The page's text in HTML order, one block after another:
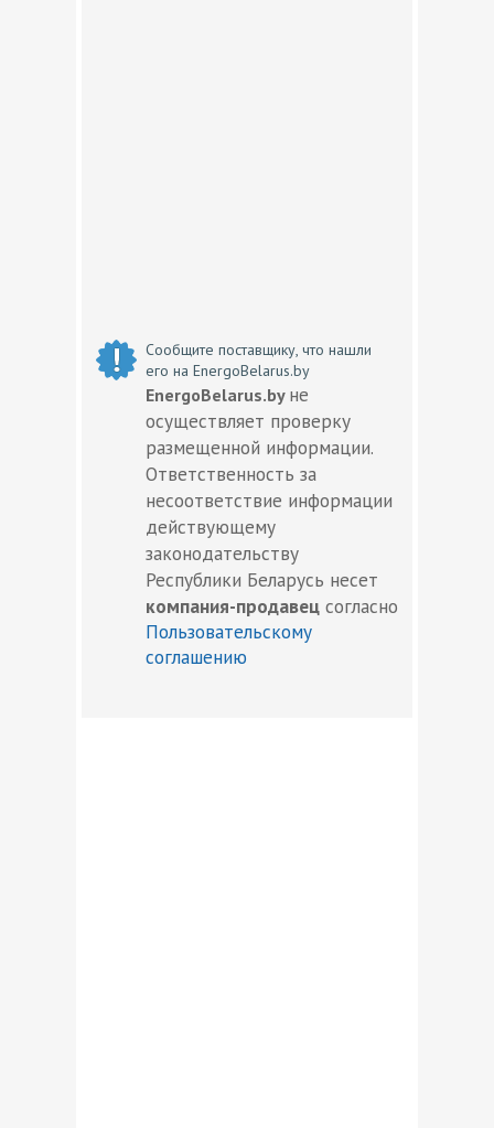
Сообщите поставщику, что нашли
его на EnergoBelarus.by
EnergoBelarus.by не
осуществляет проверку
размещенной информации.
Ответственность за
несоответствие информации
действующему
законодательству
Республики Беларусь несет
компания-продавец согласно
Пользовательскому
соглашению